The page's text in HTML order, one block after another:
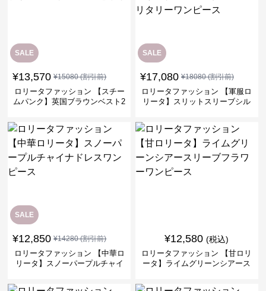
SALE
¥13,570 ¥15080(割引前)
ロリータファッション 【スチー
ムパンク】英国ブラウンベスト2
SALE
¥17,080 ¥18080(割引前)
ロリータファッション 【軍服ロ
リータ】スリットスリーブシル
SALE
¥12,850 ¥14280(割引前)
ロリータファッション 【中華ロ
リータ】スノーパープルチャイ
¥12,580 (税込)
ロリータファッション 【甘ロリ
ータ】ライムグリーンシアース